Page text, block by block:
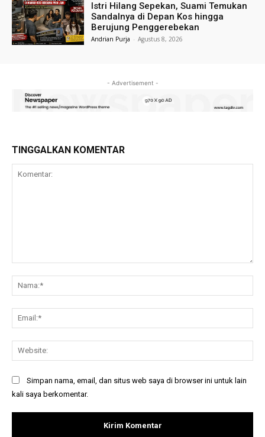
Istri Hilang Sepekan, Suami Temukan
Sandalnya di Depan Kos hingga
Berujung Penggerebekan
Andrian Purja - Agustus 8, 2026
- Advertisement -
TINGGALKAN KOMENTAR
Simpan nama, email, dan situs web saya di browser ini untuk lain
kali saya berkomentar.